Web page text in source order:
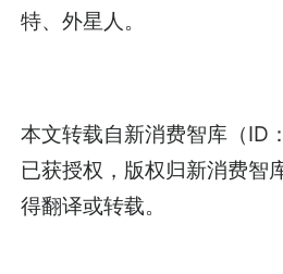
特、外星人。
本文转载自新消费智库（ID
已获授权，版权归新消费智
得翻译或转载。